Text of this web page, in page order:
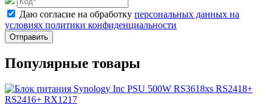
Даю согласие на обработку персональных данных на
условиях политики конфиденциальности
Отправить
Популярные товары